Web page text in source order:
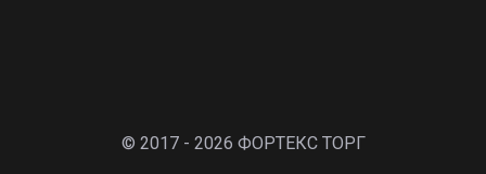
© 2017 - 2026 ФОРТЕКС ТОРГ